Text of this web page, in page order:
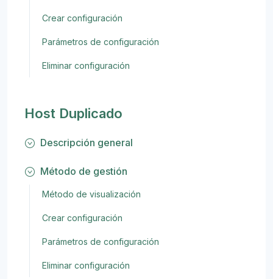
Crear configuración
Parámetros de configuración
Eliminar configuración
Host Duplicado
Descripción general
Método de gestión
Método de visualización
Crear configuración
Parámetros de configuración
Eliminar configuración